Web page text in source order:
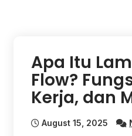
Apa Itu
Flow?
Kerja, dan
August 15, 2025